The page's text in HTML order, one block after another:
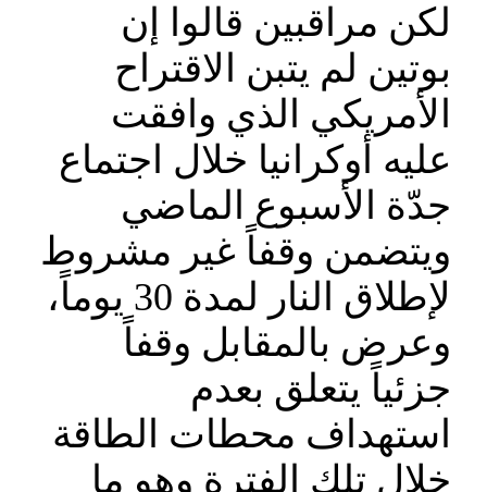
لكن مراقبين قالوا إن
بوتين لم يتبن الاقتراح
الأمريكي الذي وافقت
عليه أوكرانيا خلال اجتماع
جدّة الأسبوع الماضي
ويتضمن وقفاً غير مشروط
لإطلاق النار لمدة 30 يوماً،
وعرض بالمقابل وقفاً
جزئياً يتعلق بعدم
استهداف محطات الطاقة
خلال تلك الفترة وهو ما